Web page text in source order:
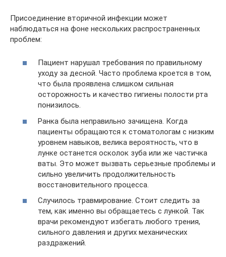
Присоединение вторичной инфекции может
наблюдаться на фоне нескольких распространенных
проблем:
Пациент нарушал требования по правильному
уходу за десной. Часто проблема кроется в том,
что была проявлена слишком сильная
осторожность и качество гигиены полости рта
понизилось.
Ранка была неправильно зачищена. Когда
пациенты обращаются к стоматологам с низким
уровнем навыков, велика вероятность, что в
лунке останется осколок зуба или же частичка
ваты. Это может вызвать серьезные проблемы и
сильно увеличить продолжительность
восстановительного процесса.
Случилось травмирование. Стоит следить за
тем, как именно вы обращаетесь с лункой. Так
врачи рекомендуют избегать любого трения,
сильного давления и других механических
раздражений.